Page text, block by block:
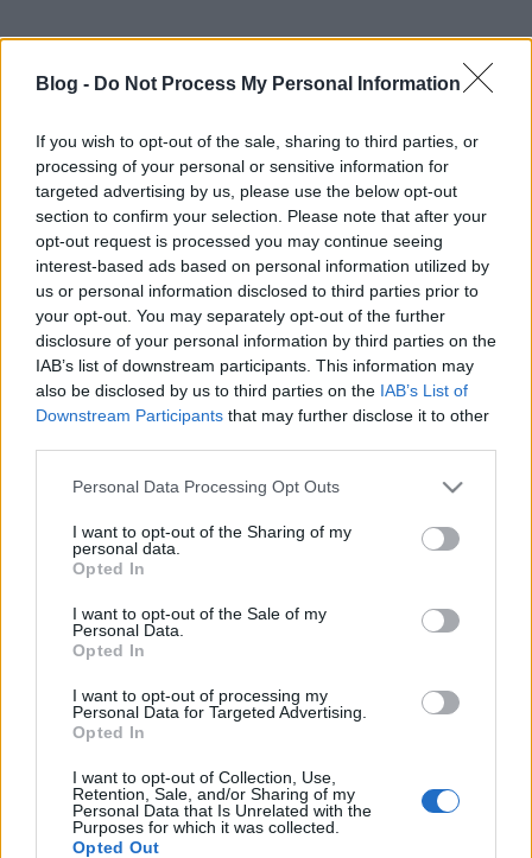
Blog - Do Not Process My Personal Information
If you wish to opt-out of the sale, sharing to third parties, or
processing of your personal or sensitive information for
targeted advertising by us, please use the below opt-out
section to confirm your selection. Please note that after your
opt-out request is processed you may continue seeing
interest-based ads based on personal information utilized by
us or personal information disclosed to third parties prior to
your opt-out. You may separately opt-out of the further
disclosure of your personal information by third parties on the
IAB’s list of downstream participants. This information may
also be disclosed by us to third parties on the IAB’s List of
Downstream Participants that may further disclose it to other
Please note that this website/app uses one or more Google
not limited to your visit or usage behaviour. You may click to
grant or deny consent to Google and its third-party tags to
use your data for below specified purposes in below Google
consent section.
Personal Data Processing Opt Outs
I want to opt-out of the Sharing of my
personal data.
Opted In
I want to opt-out of the Sale of my
Personal Data.
Opted In
I want to opt-out of processing my
Personal Data for Targeted Advertising.
Opted In
I want to opt-out of Collection, Use,
Retention, Sale, and/or Sharing of my
Personal Data that Is Unrelated with the
Purposes for which it was collected.
Opted Out
Egy néhány hetes interjúban Lukácsi elmondta –
mostani felszólalásában is – hogy a menekültügy, a
Népszabadság bezárása után a CEU bezárási
Térjünk vissza a Vona, Rogán példákra. Szerintem a
Jobbik politikusaival semmilyen közös értékünk
nincs, így nincs alapja a befogadásnak. A jelenlegi
hatalom vezetőivel szemben egy független
ügyészség vádat emelne nagyon sok minden miatt.
Velük sincs közös értékünk. De miért ne lenne
elfogadható sok százezer vagy milliónyi embernek
az a döntése, hogy ebből a rendszerből elege volt,
mert a hatalmon lévők minden alapértékkel
szemben csak a hatalom megtartása, a zsebük
Gergely József
Címkék:facebook kdnp tüntetés CEU lukácsi katalin
Ajánlott bejegyzések:
Gyümölcsfeldolgozó [448.]